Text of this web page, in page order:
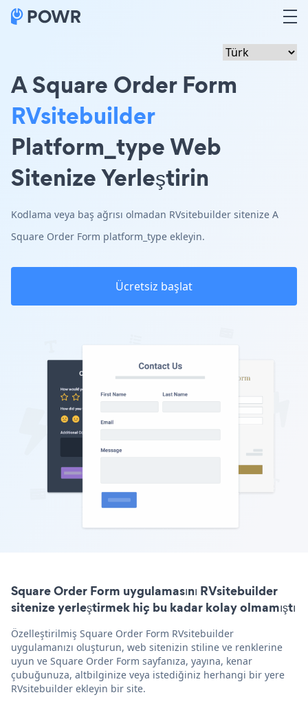
A Square Order Form
RVsitebuilder
Platform_type Web
Sitenize Yerleştirin
Kodlama veya baş ağrısı olmadan RVsitebuilder sitenize A
Square Order Form platform_type ekleyin.
Ücretsiz başlat
Square Order Form uygulamasını RVsitebuilder
sitenize yerleştirmek hiç bu kadar kolay olmamıştı
Özelleştirilmiş Square Order Form RVsitebuilder
uygulamanızı oluşturun, web sitenizin stiline ve renklerine
uyun ve Square Order Form sayfanıza, yayına, kenar
çubuğunuza, altbilginize veya istediğiniz herhangi bir yere
RVsitebuilder ekleyin bir site.